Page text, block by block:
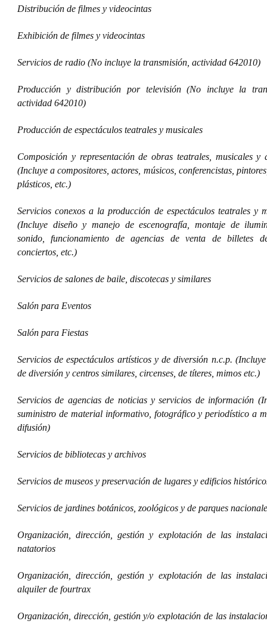
Distribución de filmes y videocintas
Exhibición de filmes y videocintas
Servicios de radio (No incluye la transmisión, actividad 642010)
Producción y distribución por televisión (No incluye la
actividad 642010)
Producción de espectáculos teatrales y musicales
Composición y representación de obras teatrales, musicales y
(Incluye a compositores, actores, músicos, conferencistas,
plásticos, etc.)
Servicios conexos a la producción de espectáculos teatrales y
(Incluye diseño y manejo de escenografía, montaje de
sonido, funcionamiento de agencias de venta de billetes
conciertos, etc.)
Servicios de salones de baile, discotecas y similares
Salón para Eventos
Salón para Fiestas
Servicios de espectáculos artísticos y de diversión n.c.p.
de diversión y centros similares, circenses, de títeres, mimos etc.)
Servicios de agencias de noticias y servicios de información
suministro de material informativo, fotográfico y periodístico a
difusión)
Servicios de bibliotecas y archivos
Servicios de museos y preservación de lugares y edificios
Servicios de jardines botánicos, zoológicos y de parques
Organización, dirección, gestión y explotación de las
natatorios
Organización, dirección, gestión y explotación de las
alquiler de fourtrax
Organización, dirección, gestión y/o explotación de las